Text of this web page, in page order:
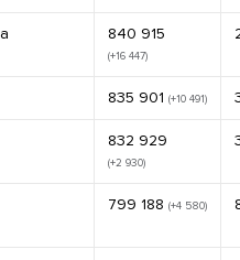
840 915
(+16 447)
835 901 (+10 491)
832 929
(+2 930)
799 188 (+4 580)